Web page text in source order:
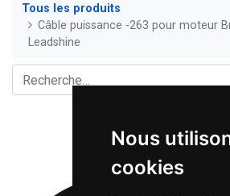
Nous
cookies
Tous les produits
Câble puissance -263 pour moteur
Leadshine